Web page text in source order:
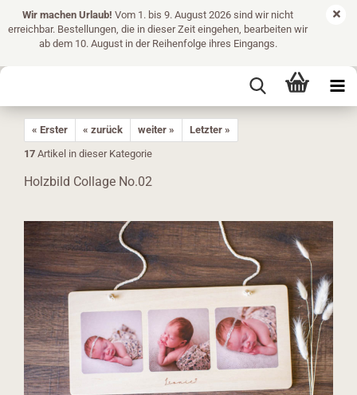
Wir machen Urlaub! Vom 1. bis 9. August 2026 sind wir nicht
erreichbar. Bestellungen, die in dieser Zeit eingehen, bearbeiten wir
ab dem 10. August in der Reihenfolge ihres Eingangs.
« Erster « zurück weiter »
Letzter »
17 Artikel in dieser Kategorie
Holzbild Collage No.02